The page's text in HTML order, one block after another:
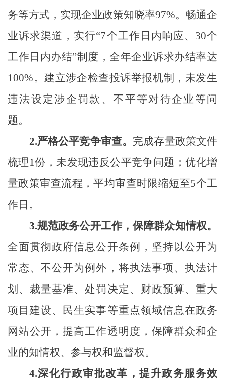
务等方式，实现企业政策知晓率97%。畅通企
业诉求渠道，实行“7个工作日内响应、30个
工作日内办结”制度，全年企业诉求办结率达
100%。建立涉企检查投诉举报机制，未发生
违法设定涉企罚款、不平等对待企业等问
题。
2.严格公平竞争审查。 完成存量政策文件
梳理 1份，未发现违反公平竞争问题；优化增
量政策审查流程，平均审查时限缩短至5个工
作日。
3.规范政务公开工作，保障群众知情权。
全面贯彻政府信息公开条例，坚持以公开为
常态、不公开为例外，将执法事项、执法计
划、裁量基准、处罚决定、财政预算、重大
项目建设、民生实事等重点领域信息在政务
网站公开，提高工作透明度，保障群众和企
业的知情权、参与权和监督权。
4.深化行政审批改革，提升政务服务效